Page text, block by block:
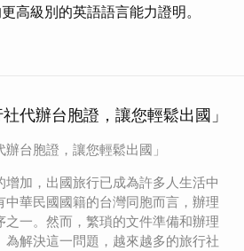
高級別的英語語言能力證明。
代辦台胞證，讓您輕鬆出國」
辦台胞證，讓您輕鬆出國」
加，出國旅行已成為許多人生活中
中華民國國籍的台灣同胞而言，辦理
之一。然而，繁瑣的文件準備和辦理
解決這一問題，越來越多的旅行社